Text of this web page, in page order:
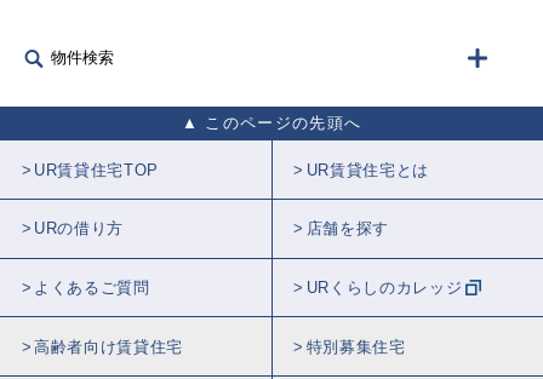
物件検索
このページの先頭へ
UR賃貸住宅TOP UR賃貸住宅とは
URの借り方 店舗を探す
よくあるご質問 URくらしのカレッジ
高齢者向け賃貸住宅 特別募集住宅